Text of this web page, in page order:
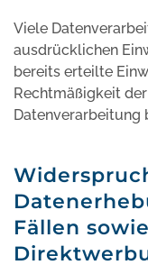
Viele
ausdrücklichen
bereits erteilte
Rechtmäßigkeit
Datenverarbeitung
Fällen